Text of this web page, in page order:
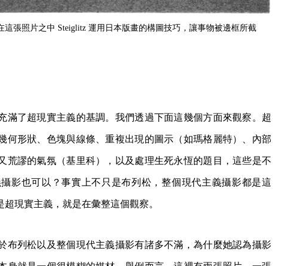
這張照片之中 Steiglitz 運用日本版畫的構圖技巧，讓事物被邊框所截
滿了超現實主義的基調。我們透過下面這幾個方面來觀察。超
何形狀、色塊與線條、重複出現的圖示（如瑪格麗特）、內部
荒謬的氣氛（基里科），以及處理生死永恆的題目，這些是不
影也可以？事實上不只是布列松，整個現代主義攝影都是這
現實主義，就是在彙整這個觀察。
布列松以及整個現代主義攝影有諸多不滿，為什麼她認為攝影